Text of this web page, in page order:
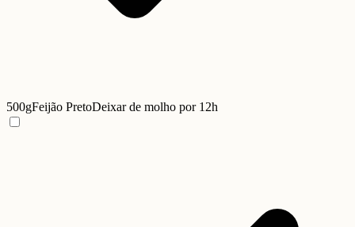
500gFeijão PretoDeixar de molho por 12h